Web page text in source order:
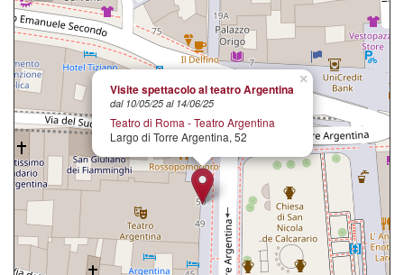
×
Visite spettacolo al teatro Argentina
dal 10/05/25 al 14/06/25
Teatro di Roma - Teatro Argentina
Largo di Torre Argentina, 52